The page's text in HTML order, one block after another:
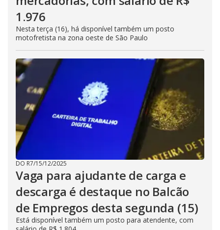
1.976
Nesta terça (16), há disponível também um posto
motofretista na zona oeste de São Paulo
DO R7/15/12/2025
Vaga para ajudante de carga e
descarga é destaque no Balcão
de Empregos desta segunda (15)
Está disponível também um posto para atendente, com